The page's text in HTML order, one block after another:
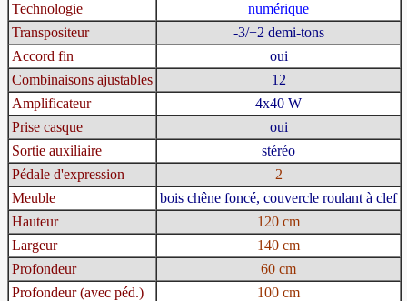
Technologie
numérique
Transpositeur
-3/+2 demi-tons
Accord fin
oui
Combinaisons ajustables
12
Amplificateur
4x40 W
Prise casque
oui
Sortie auxiliaire
stéréo
Pédale d'expression
2
Meuble
bois chêne foncé, couvercle roulant à clef
Hauteur
120 cm
Largeur
140 cm
Profondeur
60 cm
Profondeur (avec péd.)
100 cm